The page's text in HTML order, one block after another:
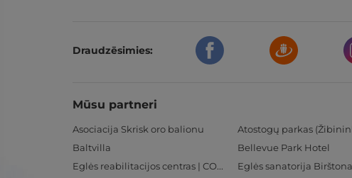
Draudzēsimies:
Mūsu partneri
Asociacija Skrisk oro balionu Atostogų parkas
Baltvilla
Bellevue Park Hotel
Eglės reabilitacijos centras | CORE
Eglės sanatorija